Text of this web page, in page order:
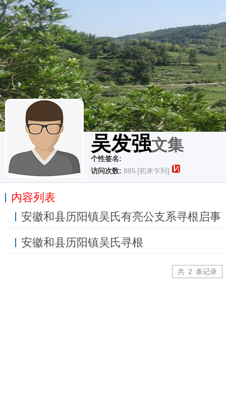
吴发强文集
个性签名:
访问次数: 885 [初来乍到]
内容列表
安徽和县历阳镇吴氏有亮公支系寻根启事
安徽和县历阳镇吴氏寻根
共 2 条记录